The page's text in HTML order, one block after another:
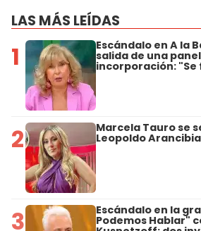
LAS MÁS LEÍDAS
1 Escándalo en A la
salida de una
incorporación:
2 Marcela Tauro se
Leopoldo
3 Escándalo en la
Podemos Hablar"